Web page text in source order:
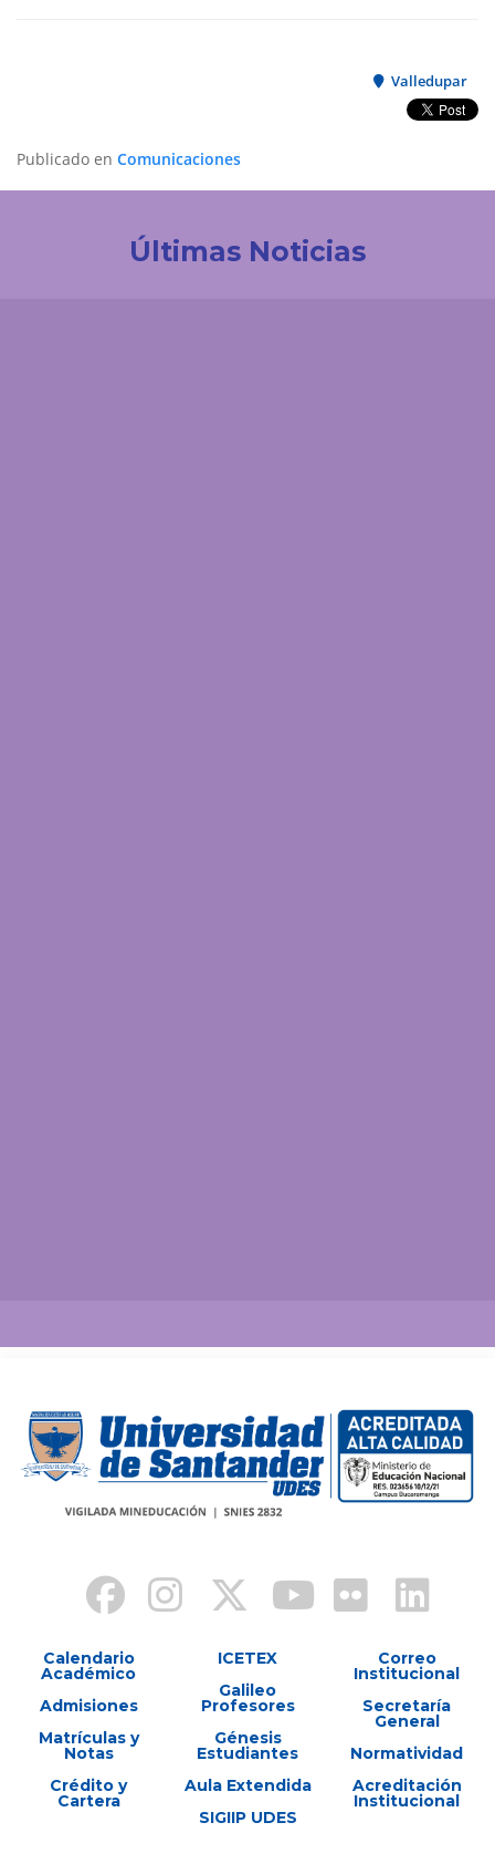
Valledupar
Publicado en Comunicaciones
Últimas Noticias
Calendario
Académico
Admisiones
Matrículas y
Notas
Crédito y
Cartera
ICETEX
Galileo
Profesores
Génesis
Estudiantes
Aula Extendida
SIGIIP UDES
Correo
Institucional
Secretaría
General
Normatividad
Acreditación
Institucional